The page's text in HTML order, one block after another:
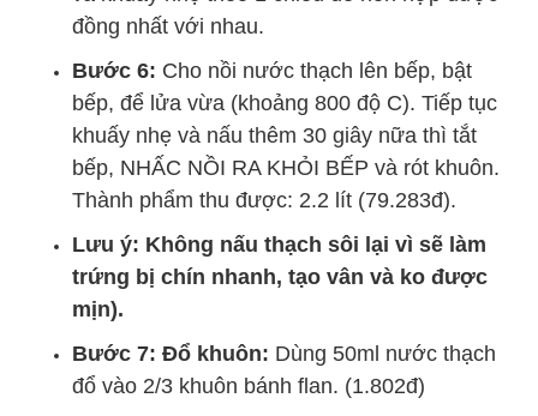
đồng nhất với nhau.
Bước 6: Cho nồi nước thạch lên bếp, bật
bếp, để lửa vừa (khoảng 800 độ C). Tiếp tục
khuấy nhẹ và nấu thêm 30 giây nữa thì tắt
bếp, NHẤC NỒI RA KHỎI BẾP và rót khuôn.
Thành phẩm thu được: 2.2 lít (79.283đ).
Lưu ý: Không nấu thạch sôi lại vì sẽ làm
trứng bị chín nhanh, tạo vân và ko được
mịn).
Bước 7: Đổ khuôn: Dùng 50ml nước thạch
đổ vào 2/3 khuôn bánh flan. (1.802đ)